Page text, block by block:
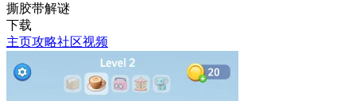
撕胶带解谜
下载
主页攻略社区视频